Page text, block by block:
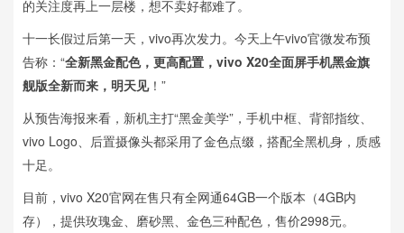
的关注度再上一层楼，想不卖好都难了。
十一长假过后第一天，vivo再次发力。今天上午vivo官微发布预
告称：“全新黑金配色，更高配置，vivo X20全面屏手机黑金旗
舰版全新而来，明天见！”
从预告海报来看，新机主打“黑金美学”，手机中框、背部指纹、
vivo Logo、后置摄像头都采用了金色点缀，搭配全黑机身，质感
十足。
目前，vivo X20官网在售只有全网通64GB一个版本（4GB内
存），提供玫瑰金、磨砂黑、金色三种配色，售价2998元。